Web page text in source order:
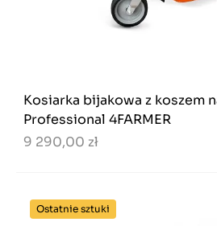
Kosiarka bijakowa z koszem
Professional 4FARMER
9 290,00 zł
Ostatnie sztuki